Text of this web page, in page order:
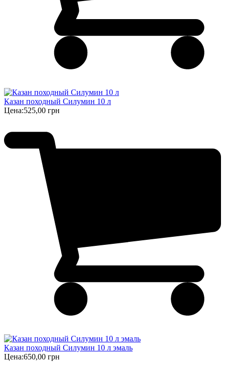
Казан походный Силумин 10 л
Цена:525,00 грн
Казан походный Силумин 10 л эмаль
Цена:650,00 грн